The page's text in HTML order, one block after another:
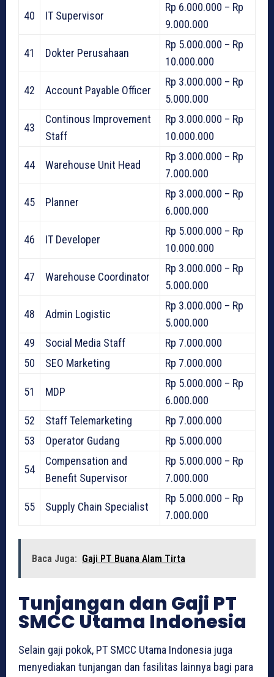
40 IT Supervisor
Rp 6.000.000 – Rp
9.000.000
41 Dokter Perusahaan
Rp 5.000.000 – Rp
10.000.000
42 Account Payable Officer
Rp 3.000.000 – Rp
5.000.000
43
Continous Improvement
Staff
Rp 3.000.000 – Rp
10.000.000
44 Warehouse Unit Head
Rp 3.000.000 – Rp
7.000.000
45 Planner
Rp 3.000.000 – Rp
6.000.000
46 IT Developer
Rp 5.000.000 – Rp
10.000.000
47 Warehouse Coordinator
Rp 3.000.000 – Rp
5.000.000
48 Admin Logistic
Rp 3.000.000 – Rp
5.000.000
49
Social Media Staff
Rp 7.000.000
50
SEO Marketing Rp 7.000.000
51 MDP
Rp 5.000.000 – Rp
6.000.000
52
Staff Telemarketing
Rp 7.000.000
53
Operator Gudang Rp 5.000.000
54
Compensation and
Benefit Supervisor
Rp 5.000.000 – Rp
7.000.000
55 Supply Chain Specialist
Rp 5.000.000 – Rp
7.000.000
Baca Juga: Gaji PT Buana Alam Tirta
Tunjangan dan Gaji PT
SMCC Utama Indonesia
Selain gaji pokok, PT SMCC Utama Indonesia juga
menyediakan tunjangan dan fasilitas lainnya bagi para